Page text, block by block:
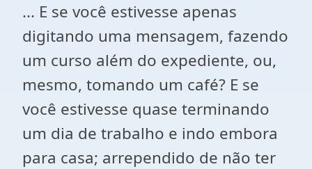
... E se você estivesse apenas
digitando uma mensagem, fazendo
um curso além do expediente, ou,
mesmo, tomando um café? E se
você estivesse quase terminando
um dia de trabalho e indo embora
para casa; arrependido de não ter